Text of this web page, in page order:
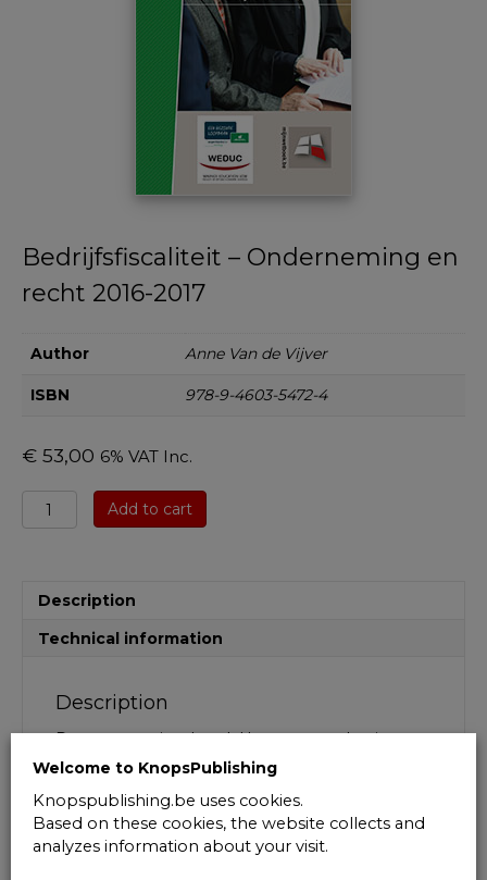
Bedrijfsfiscaliteit – Onderneming en
recht 2016-2017
Author Anne Van de Vijver
ISBN 978-9-4603-5472-4
€ 53,00 6% VAT Inc.
Bedrijfsfiscaliteit
2016-
2017
Add to cart
Description
Technical information
Description
Deze wetgevingsbundel bevat een selectie van
fiscale wetsbepalingen. De bundel is bewust niet
exhaustief, maar beoogt op een overzichtelijke
wijze een aanvulling en ondersteuning te zijn
voor de studenten TEW en Handelsingenieur
voor het vak Bedrijfsfiscaliteit. Dit vak wordt
Welcome to KnopsPublishing
Knopspublishing.be uses cookies.
Based on these cookies, the website collects and
analyzes information about your visit.